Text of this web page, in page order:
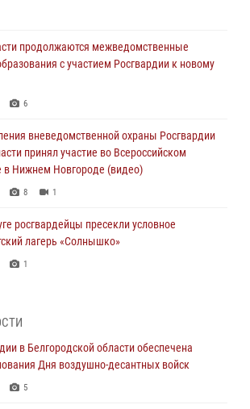
продолжаются межведомственные
с участием Росгвардии к новому
6
вневедомственной охраны Росгвардии
принял участие во Всероссийском
в Нижнем Новгороде (видео)
8 1
росгвардейцы пресекли условное
лагерь «Солнышко»
1
увековечили в новой музейной
музея‑диорамы «Курская битва.
в Белгородской области обеспечена
Дня воздушно-десантных войск
5